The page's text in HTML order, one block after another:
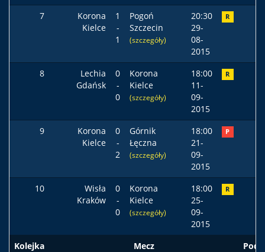
7
Korona
Kielce
1
-
1
Pogoń
Szczecin
(szczegóły)
20:30
29-
08-
2015
R
8
Lechia
Gdańsk
0
-
0
Korona
Kielce
(szczegóły)
18:00
11-
09-
2015
R
9
Korona
Kielce
0
-
2
Górnik
Łęczna
(szczegóły)
18:00
21-
09-
2015
P
10
Wisła
Kraków
0
-
0
Korona
Kielce
(szczegóły)
18:00
25-
09-
2015
R
Kolejka Mecz